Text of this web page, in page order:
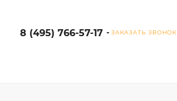
8 (495) 766-57-17 ЗАКАЗАТЬ ЗВОНОК